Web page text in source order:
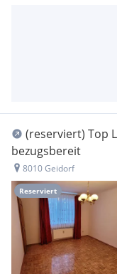
Reserviert
(reserviert) Top
bezugsbereit
8010 Geidorf